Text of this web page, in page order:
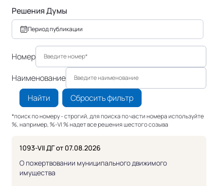
Решения Думы
Период публикации
Номер
Наименование
Найти
Сбросить фильтр
*поиск по номеру - строгий, для поиска по части номера используйте
%, например, %-VI % надет все решения шестого созыва
1093-VII ДГ от 07.08.2026
О пожертвовании муниципального движимого
имущества